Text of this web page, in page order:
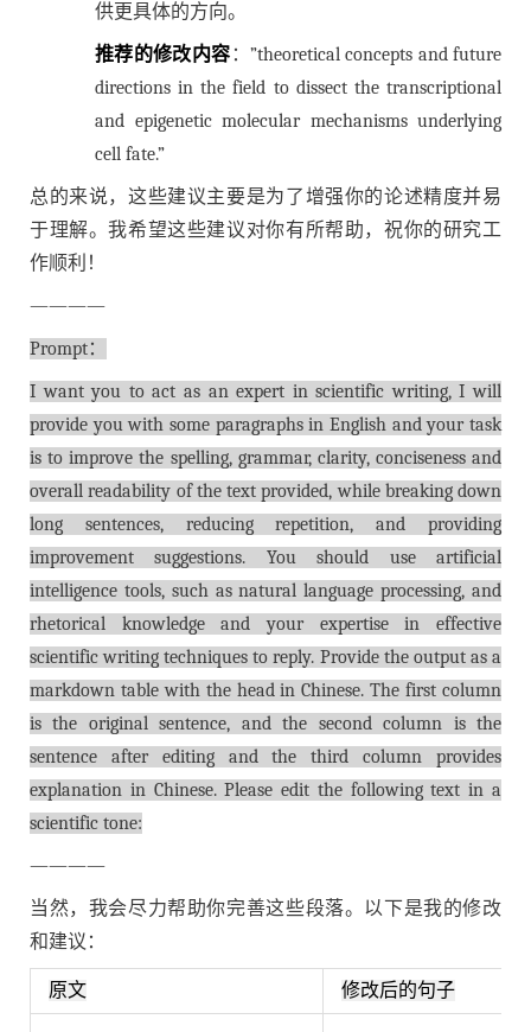
供更具体的方向。
推荐的修改内容 ：”theoretical concepts and future
directions in the field to dissect the transcriptional
and epigenetic molecular mechanisms underlying
cell fate.”
总的来说，这些建议主要是为了增强你的论述精度并易
于理解。我希望这些建议对你有所帮助，祝你的研究工
作顺利！
————
Prompt：
I want you to act as an expert in scientific writing, I will
provide you with some paragraphs in English and your task
is to improve the spelling, grammar, clarity, conciseness and
overall readability of the text provided, while breaking down
long sentences, reducing repetition, and providing
improvement suggestions. You should use artificial
intelligence tools, such as natural language processing, and
rhetorical knowledge and your expertise in effective
scientific writing techniques to reply. Provide the output as a
markdown table with the head in Chinese. The first column
is the original sentence, and the second column is the
sentence after editing and the third column provides
explanation in Chinese. Please edit the following text in a
scientific tone:
————
当然，我会尽力帮助你完善这些段落。以下是我的修改
和建议：
原文 修改后的句子